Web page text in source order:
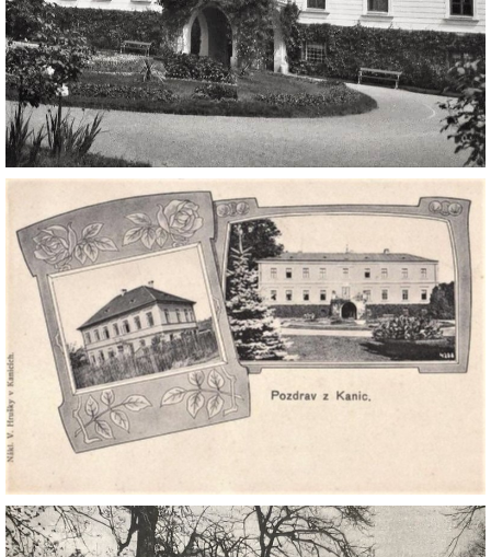
DŮL NA SLÍDU (NA KOLE)
Kontakt:
tel. 773 916 275
info@domdej.cz
--------------------------------------------------------------
Tento projekt je realizován za finanční podpory
města Domažlice.
© 2026 eStránky.cz |Aktualizováno: 17. 7. 2026|Nahoru ↑